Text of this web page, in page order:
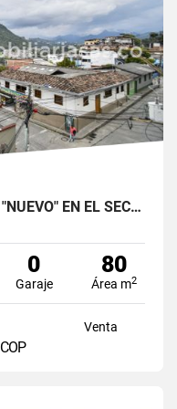
VENTA APARTAMENTO "NUEVO" EN EL SECTOR DE VILLAMARÍA, CALDAS
0
Garaje
80
Área m2
Venta
COP